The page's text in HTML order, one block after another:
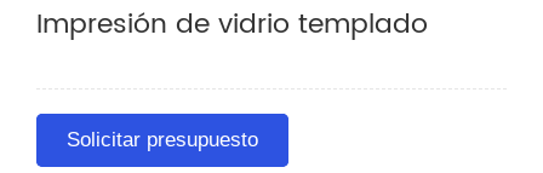
Impresión de vidrio templado
Solicitar presupuesto